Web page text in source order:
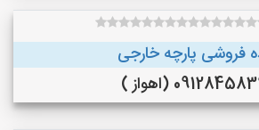
فروشی پارچه خارجی
(اهواز )